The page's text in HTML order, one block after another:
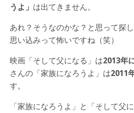
うよ」 は出てきません。
あれ？そうなのかな？と思って探
思い込みって怖いですね（笑）
映画「そして父になる」は2013年
さんの「家族になろうよ」は2011
す。
「家族になろうよ」と「そして父